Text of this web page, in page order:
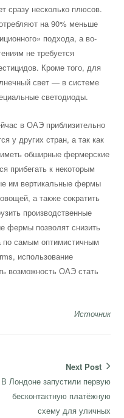
сразу несколько плюсов.
на 90% меньше
подхода, а во-
не требуется
Кроме того, для
свет — в системе
светодиоды.
в ОАЭ приблизительно
у других стран, а так как
обширные фермерские
прибегать к некоторым
им вертикальные фермы
а также сократить
производственные
фермы позволят снизить
по самым оптимистичным
использование
возможность ОАЭ стать
Источник
Next Post
Next
post:
В Лондоне запустили первую
бесконтактную платёжную
схему для уличных